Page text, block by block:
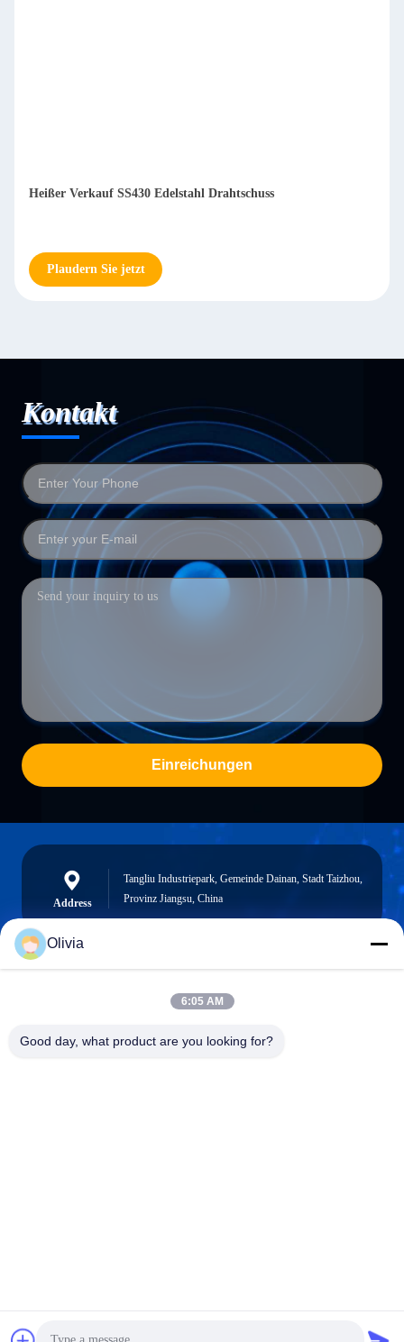
Heißer Verkauf SS430 Edelstahl Drahtschuss
Plaudern Sie jetzt
Kontakt
Einreichungen
Address
Tangliu Industriepark, Gemeinde Dainan, Stadt Taizhou,
Provinz Jiangsu, China
info@longlivedmetal.com
Olivia
6:05 AM
Good day, what product are you looking for?